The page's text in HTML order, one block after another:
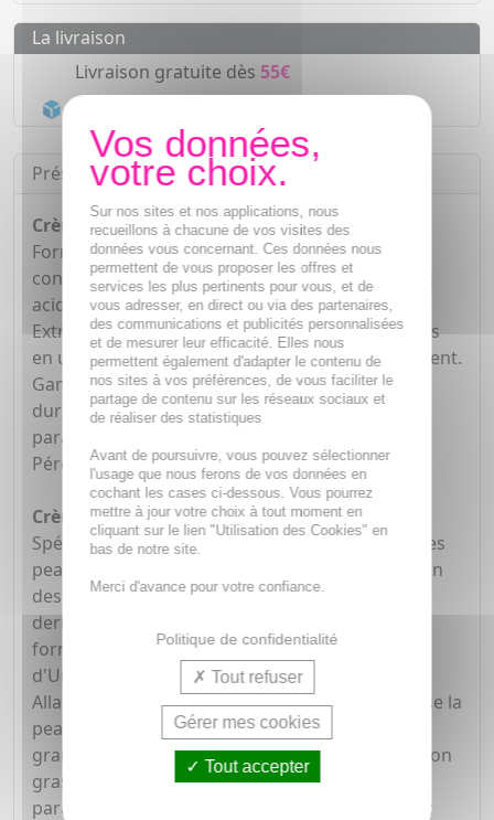
La livraison
Livraison gratuite dès 55€
Présentation
Crème pieds Xérial 50 50ml :
Formulée à partir de la Technologie Urée Pure
concentrée à 50 %, associée à la Protéase et aux
acides aminés, la crème podologique Xérial 50
Extrême lutte contre les callosités et les durillons
en une période de traitement de 7 jours seulement.
Gamme dermoactive, réduit les callosités et les
durillons rebelles en 7 jours. Sans parfum, sans
paraben. Conditionnement : tube plastique.
Péremption après ouverture : 12 mois.
Crème pieds Xérial 30 50ml :
Spécialement conçue pour hydrater et nourrir les
peaux sèches et squameuses ou représentant un
dessèchement suite à un traitement
dermatologique, Xérial 30 Crème Corps est
formulée à base d'une concentration de 30 %
d'Urée Pure. Enrichie en beurre de karité et en
Allantoïne, cette crème protège, nourrit et apaise la
peau. Gamme dermoactive, réduit l'aspect
granuleux, lisse la peau, hydrate 24 H. Texture non
grasse, pénètre rapidement. Sans parfum, sans
paraben. Conditionnement : tube plastique avec
Sur nos sites et nos applications, nous
recueillons à chacune de vos visites des
données vous concernant. Ces données nous
permettent de vous proposer les offres et
services les plus pertinents pour vous, et de
vous adresser, en direct ou via des partenaires,
des communications et publicités personnalisées
et de mesurer leur efficacité. Elles nous
permettent également d'adapter le contenu de
nos sites à vos préférences, de vous faciliter le
partage de contenu sur les réseaux sociaux et
de réaliser des statistiques
Avant de poursuivre, vous pouvez sélectionner
l'usage que nous ferons de vos données en
cochant les cases ci-dessous. Vous pourrez
mettre à jour votre choix à tout moment en
cliquant sur le lien "Utilisation des Cookies" en
bas de notre site.
Merci d'avance pour votre confiance.
Politique de confidentialité
Tout refuser
Gérer mes cookies
Tout accepter